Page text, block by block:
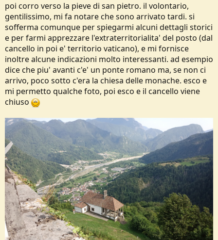
poi corro verso la pieve di san pietro. il volontario,
gentilissimo, mi fa notare che sono arrivato tardi. si
sofferma comunque per spiegarmi alcuni dettagli storici
e per farmi apprezzare l'extraterritorialita' del posto (dal
cancello in poi e' territorio vaticano), e mi fornisce
inoltre alcune indicazioni molto interessanti. ad esempio
dice che piu' avanti c'e' un ponte romano ma, se non ci
arrivo, poco sotto c'era la chiesa delle monache. esco e
mi permetto qualche foto, poi esco e il cancello viene
chiuso